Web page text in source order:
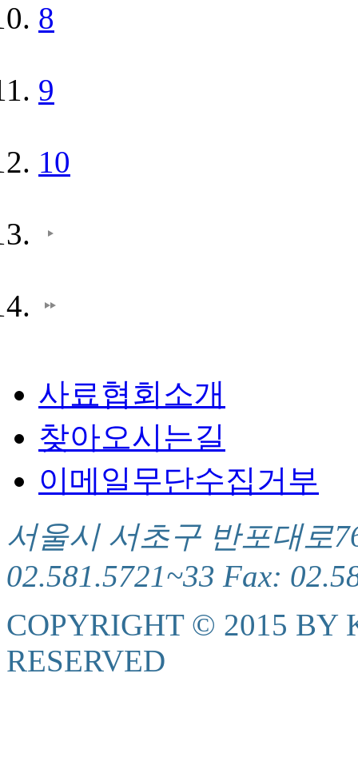
8
9
10
사료협회소개
찾아오시는길
이메일무단수집거부
서울시 서초구 반포대로
02.581.5721~33 Fax:
COPYRIGHT © 2015 BY
RESERVED